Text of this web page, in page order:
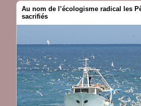
Au nom de l’écologisme radical les
sacrifiés